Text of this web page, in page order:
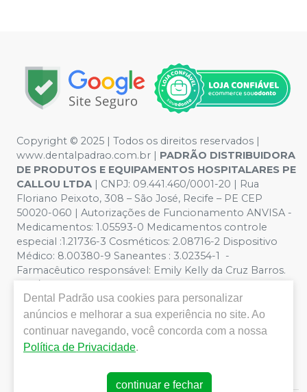
Copyright © 2025 | Todos os direitos reservados |
www.dentalpadrao.com.br | PADRÃO DISTRIBUIDORA
DE PRODUTOS E EQUIPAMENTOS HOSPITALARES PE
CALLOU LTDA | CNPJ: 09.441.460/0001-20 | Rua
Floriano Peixoto, 308 – São José, Recife – PE CEP
50020-060 | Autorizações de Funcionamento ANVISA -
Medicamentos: 1.05593-0 Medicamentos controle
especial :1.21736-3 Cosméticos: 2.08716-2 Dispositivo
Médico: 8.00380-9 Saneantes : 3.02354-1 -
Farmacêutico responsável: Emily Kelly da Cruz Barros.
CRF/PE nº 10109 | Política de Privacidade e Segurança -
Fotos meramente ilustrativas - Os preços e condições
da loja virtual estão sujeitos a alterações. Em caso de
divergência de preços no site, o valor válido é o do
Carrinho de Compra. Não vendemos por atacado, por
isso nos reservamos o direito de não atender compras
de grandes volumes pelo site.
Dental Padrão usa cookies para personalizar
anúncios e melhorar a sua experiência no site. Ao
continuar navegando, você concorda com a nossa
Política de Privacidade.
continuar e fechar